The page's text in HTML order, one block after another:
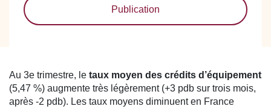
Publication
Au 3e trimestre, le taux moyen des crédits d’équipement
(5,47 %) augmente très légèrement (+3 pdb sur trois mois,
après -2 pdb). Les taux moyens diminuent en France